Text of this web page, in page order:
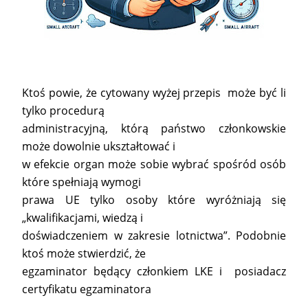
Ktoś powie, że cytowany wyżej przepis może być li
tylko procedurą
administracyjną, którą państwo członkowskie
może dowolnie ukształtować i
w efekcie organ może sobie wybrać spośród osób
które spełniają wymogi
prawa UE tylko osoby które wyróżniają się
„kwalifikacjami, wiedzą i
doświadczeniem w zakresie lotnictwa”. Podobnie
ktoś może stwierdzić, że
egzaminator będący członkiem LKE i posiadacz
certyfikatu egzaminatora